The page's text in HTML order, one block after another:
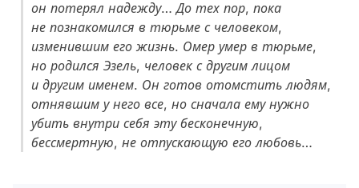
он потерял надежду… До тех пор, пока
не познакомился в тюрьме с человеком,
изменившим его жизнь. Омер умер в тюрьме,
но родился Эзель, человек с другим лицом
и другим именем. Он готов отомстить людям,
отнявшим у него все, но сначала ему нужно
убить внутри себя эту бесконечную,
бессмертную, не отпускающую его любовь…